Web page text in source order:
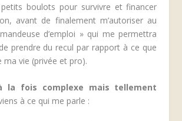
boulots pour survivre et financer
avant de finalement m’autoriser au
d’emploi » qui me permettra
prendre du recul par rapport à ce que
ma vie (privée et pro).
la fois complexe mais tellement
à ce qui me parle :